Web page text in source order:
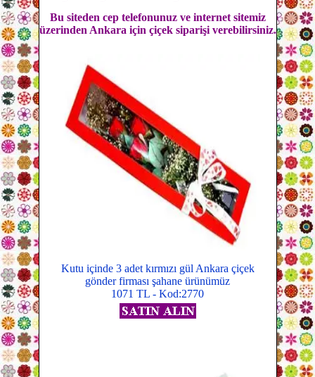
Bu siteden cep telefonunuz ve internet sitemiz
üzerinden Ankara için çiçek siparişi verebilirsiniz.
Kutu içinde 3 adet kırmızı gül Ankara çiçek
gönder firması şahane ürünümüz
1071 TL - Kod:2770